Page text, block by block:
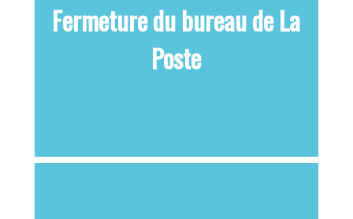
Fermeture du bureau de La
Poste